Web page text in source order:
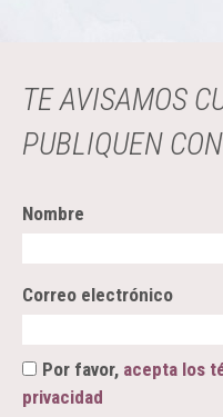
TE AVISAMOS
PUBLIQUEN
Nombre
Correo electrónico
Por favor, acepta los
privacidad